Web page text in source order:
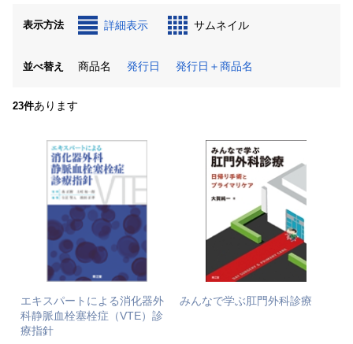
表示方法 詳細表示 サムネイル
並べ替え 商品名 発行日 発行日＋商品名
23件あります
エキスパートによる消化器外
科静脈血栓塞栓症（VTE）診
療指針
みんなで学ぶ肛門外科診療